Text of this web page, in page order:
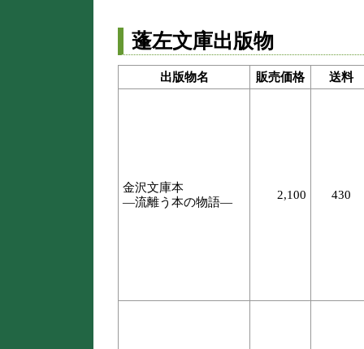
蓬左文庫出版物
出版物名 販売価格 送料
金沢文庫本
―流離う本の物語―
2,100 430